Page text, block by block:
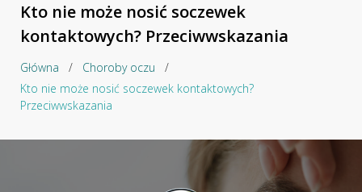
Kto nie może nosić soczewek
kontaktowych? Przeciwwskazania
Główna / Choroby oczu
/
Kto nie może nosić soczewek kontaktowych?
Przeciwwskazania